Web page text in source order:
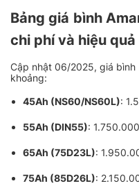
Bảng giá bình
chi phí và hiệu quả
Cập nhật 06/2025, giá bình
khoảng:
45Ah (NS60/NS60L):
55Ah (DIN55):
65Ah (75D23L):
75Ah (85D26L):